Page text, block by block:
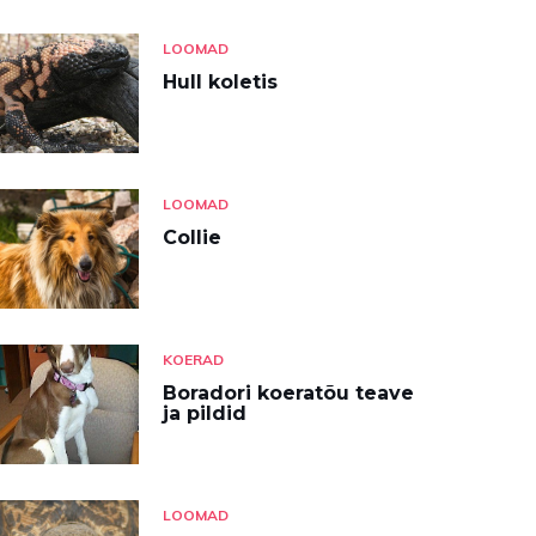
LOOMAD
Hull koletis
LOOMAD
Collie
KOERAD
Boradori koeratõu teave
ja pildid
LOOMAD